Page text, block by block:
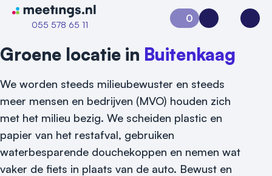
Naar home van Meetings
055 578 65 11
0
Aanvraag 0Inloggen
Groene locatie in Buitenkaag
We worden steeds milieubewuster en steeds
meer mensen en bedrijven (MVO) houden zich
met het milieu bezig. We scheiden plastic en
papier van het restafval, gebruiken
waterbesparende douchekoppen en nemen wat
vaker de fiets in plaats van de auto. Bewust en